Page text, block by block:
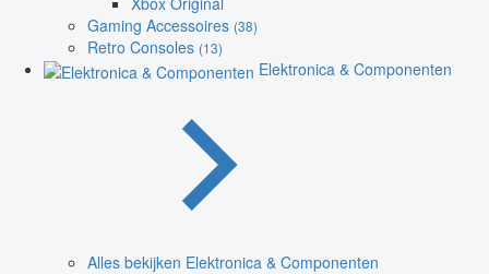
Gaming Accessoires (38)
Retro Consoles (13)
Elektronica & Componenten
Alles bekijken Elektronica & Componenten